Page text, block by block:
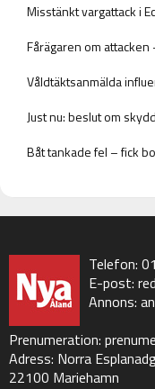
Misstänkt vargattack i
Fårägaren om
Våldtäktsanmälda
Just nu: beslut om
Båt tankade fel – fick
Telefon:
E-post:
Annons:
Prenumeration:
Adress: Norra
22100 Mariehamn